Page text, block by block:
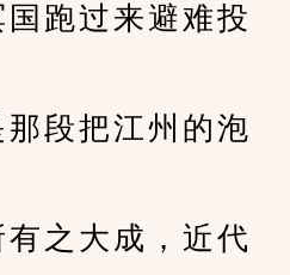
跑过来避难投
段把江州的泡
之大成，近代